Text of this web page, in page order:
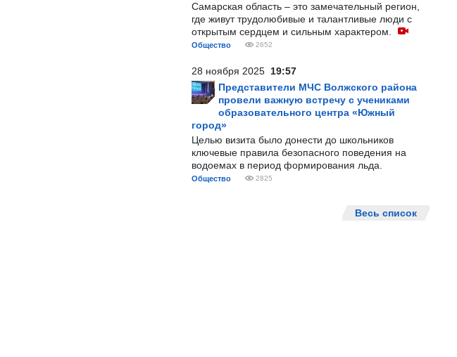
Самарская область – это замечательный регион,
где живут трудолюбивые и талантливые люди с
открытым сердцем и сильным характером.
Общество 2652
28 ноября 2025 19:57
Представители МЧС Волжского района
провели важную встречу с учениками
образовательного центра «Южный
город»
Целью визита было донести до школьников
ключевые правила безопасного поведения на
водоемах в период формирования льда.
Общество 2825
Весь список